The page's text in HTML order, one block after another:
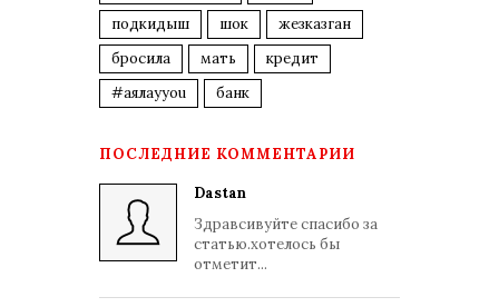
подкидыш
шок
жезказган
бросила
мать
кредит
#аялауyou
банк
ПОСЛЕДНИЕ КОММЕНТАРИИ
Dastan
Здравсивуйте спасибо за
статью.хотелось бы
отметит...